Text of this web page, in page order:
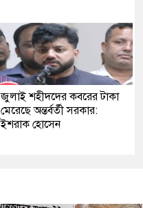
জুলাই শহীদদের কবরের টাকা
মেরেছে অন্তর্বর্তী সরকার:
ইশরাক হোসেন